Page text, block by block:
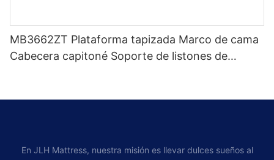
MB3662ZT Plataforma tapizada Marco de cama
Cabecera capitoné Soporte de listones de
En JLH Mattress, nuestra misión es llevar dulces sueños al